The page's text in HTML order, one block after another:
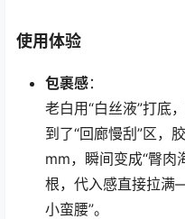
使用体验
包裹感：
老白用“白丝液”打底
到了“回廊慢刮”区，
mm，瞬间变成“臀肉
根，代入感直接拉满
小蛮腰”。